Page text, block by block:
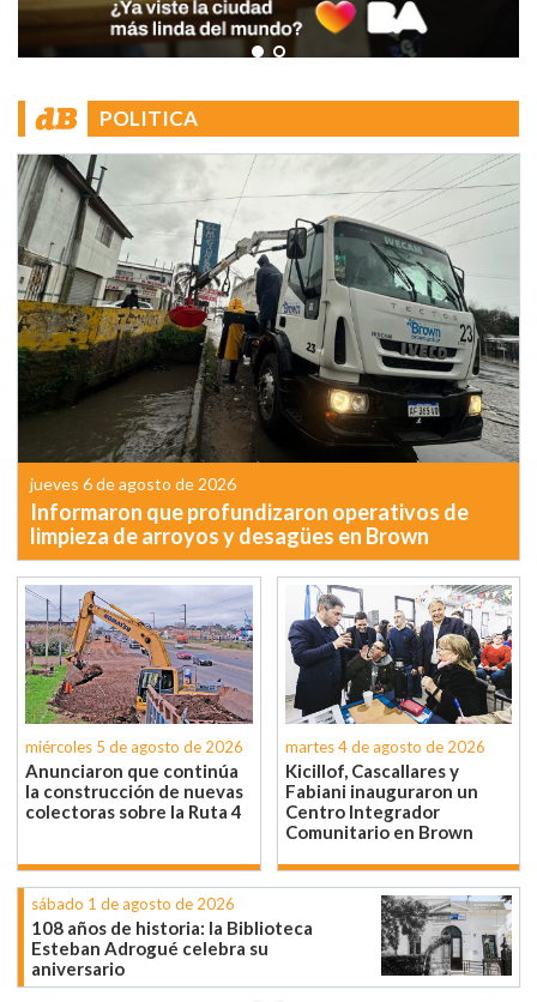
POLITICA
jueves 6 de agosto de 2026
Informaron que profundizaron operativos de
limpieza de arroyos y desagües en Brown
miércoles 5 de agosto de 2026
Anunciaron que continúa
la construcción de nuevas
colectoras sobre la Ruta 4
martes 4 de agosto de 2026
Kicillof, Cascallares y
Fabiani inauguraron un
Centro Integrador
Comunitario en Brown
sábado 1 de agosto de 2026
108 años de historia: la Biblioteca
Esteban Adrogué celebra su
aniversario